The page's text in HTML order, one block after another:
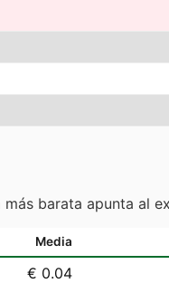
barata apunta al
Media
€ 0.04